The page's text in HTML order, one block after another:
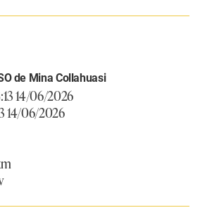
de Mina Collahuasi
14/06/2026
14/06/2026